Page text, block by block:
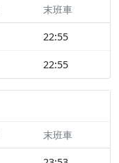
末班車
22:55
22:55
末班車